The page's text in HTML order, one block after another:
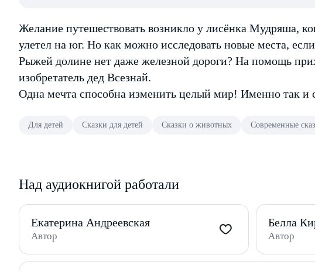
Желание путешествовать возникло у лисёнка Мудряша,
улетел на юг. Но как можно исследовать новые места,
Рыжей долине нет даже железной дороги? На помощь
изобретатель дед Всезнай.
Одна мечта способна изменить целый мир! Именно так и
Для детей Сказки для детей Сказки о животных Современные
Над аудиокнигой работали
Екатерина Андреевская
Автор
Белла
Автор